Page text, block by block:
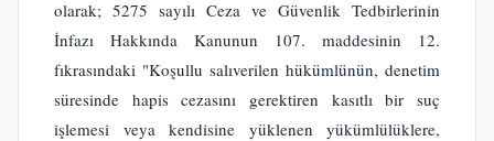
olarak; 5275 sayılı Ceza ve Güvenlik Tedbirlerinin
İnfazı Hakkında Kanunun 107. maddesinin 12.
fıkrasındaki "Koşullu salıverilen hükümlünün, denetim
süresinde hapis cezasını gerektiren kasıtlı bir suç
işlemesi veya kendisine yüklenen yükümlülüklere,